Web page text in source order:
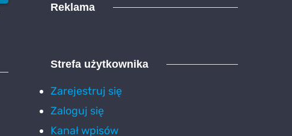
Reklama
Strefa użytkownika
Zarejestruj się
Zaloguj się
Kanał wpisów